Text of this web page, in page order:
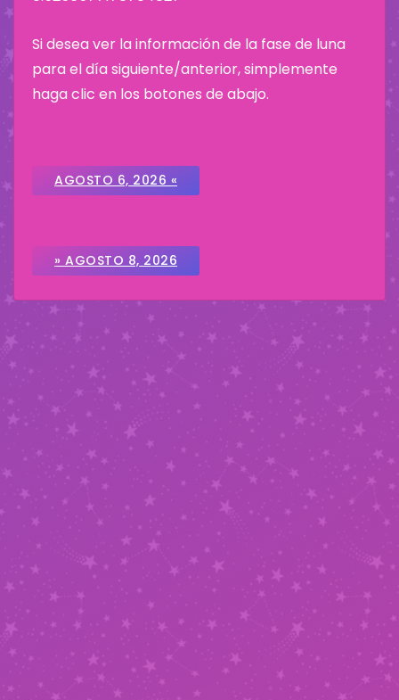
Si desea ver la información de la fase de luna
para el día siguiente/anterior, simplemente
haga clic en los botones de abajo.
AGOSTO 6, 2026 «
» AGOSTO 8, 2026